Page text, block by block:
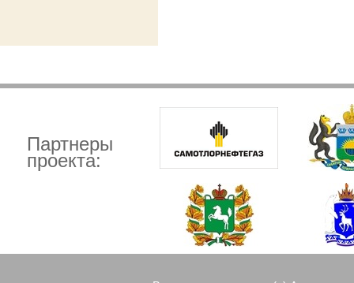
Партнеры
проекта: